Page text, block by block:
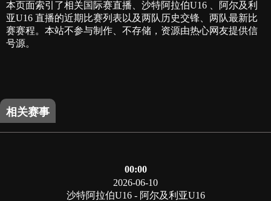
本页面索引了相关国际赛直播、沙特阿拉伯U16 、阿尔及利
亚U16 直播的近期比赛列表以及两队历史交锋、两队最新比
赛赛程。本站不参与制作、不存储，资源由热心网友提供信
号源。
相关赛事
00:00
2026-06-10
沙特阿拉伯U16 - 阿尔及利亚U16